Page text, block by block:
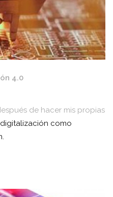
4.0
de hacer mis propias
como